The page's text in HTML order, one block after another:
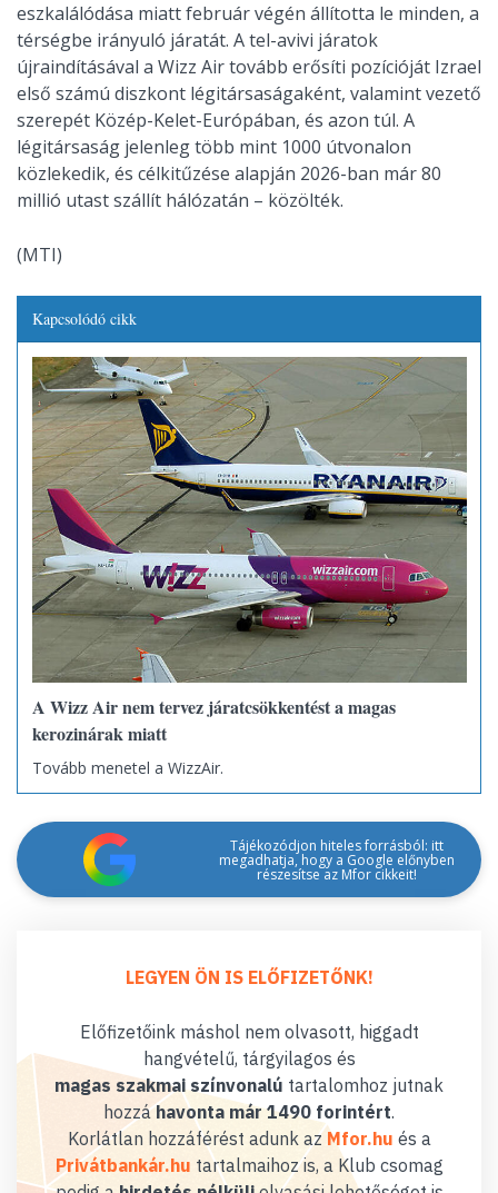
eszkalálódása miatt február végén állította le minden, a
térségbe irányuló járatát. A tel-avivi járatok
újraindításával a Wizz Air tovább erősíti pozícióját Izrael
első számú diszkont légitársaságaként, valamint vezető
szerepét Közép-Kelet-Európában, és azon túl. A
légitársaság jelenleg több mint 1000 útvonalon
közlekedik, és célkitűzése alapján 2026-ban már 80
millió utast szállít hálózatán – közölték.
(MTI)
Kapcsolódó cikk
A Wizz Air nem tervez járatcsökkentést a magas
kerozinárak miatt
Tovább menetel a WizzAir.
Tájékozódjon hiteles forrásból: itt
megadhatja, hogy a Google előnyben
részesítse az Mfor cikkeit!
LEGYEN ÖN IS ELŐFIZETŐNK!
Előfizetőink máshol nem olvasott, higgadt
hangvételű, tárgyilagos és
magas szakmai színvonalú tartalomhoz jutnak
hozzáhavonta már 1490 forintért.
Korlátlan hozzáférést adunk az Mfor.hu és a
Privátbankár.hu tartalmaihoz is, a Klub csomag